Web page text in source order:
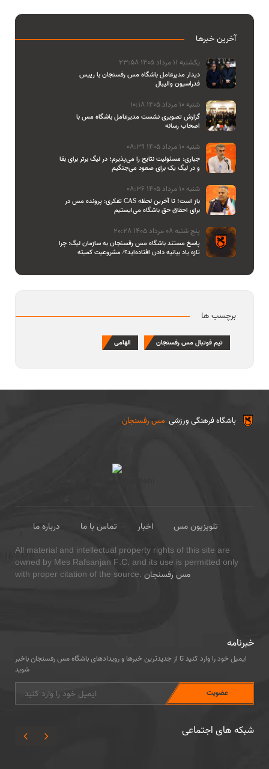
آخرین خبرها
یکشنبه 11 مرداد 1405 23:58
دیدار مدیرعامل باشگاه مس رفسنجان با رییس
فدراسیون والیبال
شنبه 10 مرداد 1405 10:18
گزارش تصویری نشست مدیرعامل باشگاه مس با
اصحاب رسانه
شنبه 10 مرداد 1405 08:39
جباری: مسئولیت نتایج را می‌پذیرم؛ در لیگ برتر برای بقا
و در لیگ یک برای صعود می‌جنگیم
شنبه 10 مرداد 1405 08:36
تفکری: پرونده مس در CAS باز است؛ تا آخرین لحظه
برای احقاق حق باشگاه می‌ایستیم
پنج شنبه 08 مرداد 1405 20:28
پاسخ مستند باشگاه مس رفسنجان به سازمان لیگ: چرا
تازه یاد بیانیه دادن افتاده‌اید؟/ مشروعیت کمیته
برچسب ها
تیم فوتبال مس رفسنجان الهامی
مس رفسنجان باشگاه فرهنگی ورزشی
درباره ما تماس با ما اخبار
تلویزیون مس
All material and intellectual property rights of this site are
owned by Mes Rafsanjan F.C. and its use is permitted only
with proper citation of the source. مس رفسنجان
خبرنامه
ایمیل خود را وارد کنید تا از جدیدترین خبرها و رویدادهای باشگاه مس رفسنجان باخبر
شوید
شبکه های اجتماعی